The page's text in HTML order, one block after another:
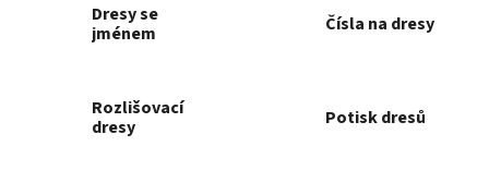
Dresy se
jménem
Čísla na dresy
Rozlišovací
dresy
Potisk dresů